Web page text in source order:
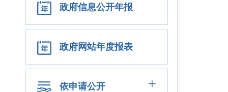
政府信息公开年报
政府网站年度报表
依申请公开 +